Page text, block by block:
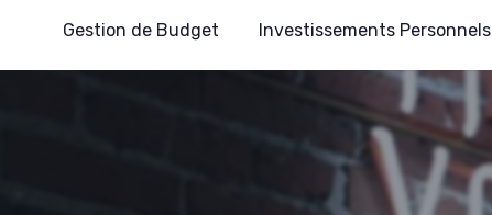
Gestion de Budget Investissements Personnels